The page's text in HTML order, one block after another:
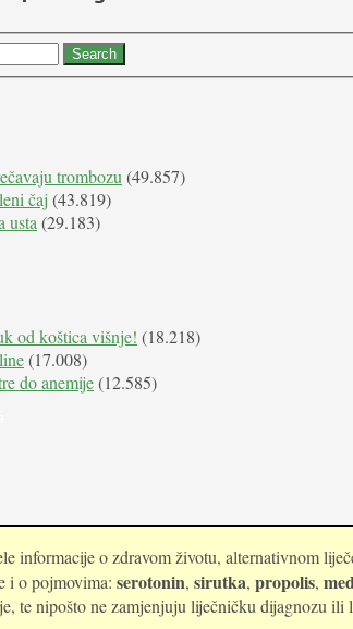
trombozu (49.857)
čaj (43.819)
usta (29.183)
od koštica višnje! (18.218)
(17.008)
do anemije(12.585)
informacije o zdravom životu, alternativnom
i o pojmovima: serotonin, sirutka, propolis,
te nipošto ne zamjenjuju liječničku dijagnozu ili